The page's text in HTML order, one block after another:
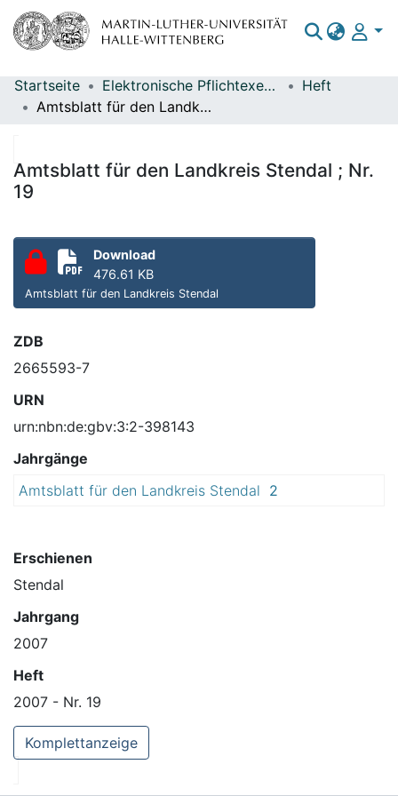
Bereiche & Sammlungen
Statistiken
Startseite Elektronische Pflichtexemplare
Heft
Amtsblatt für den Landkreis Stendal ; Nr. 19
Amtsblatt für den Landkreis Stendal ; Nr.
19
Download
476.61 KB
Amtsblatt für den Landkreis Stendal
ZDB
2665593-7
URN
urn:nbn:de:gbv:3:2-398143
Jahrgänge
Amtsblatt für den Landkreis Stendal 2
Erschienen
Stendal
Jahrgang
2007
Heft
2007 - Nr. 19
Komplettanzeige